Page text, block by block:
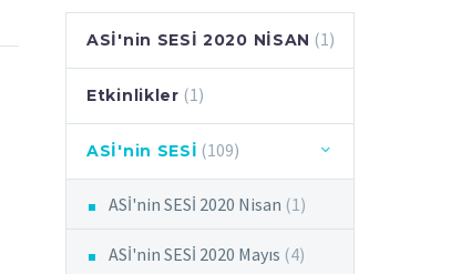
ASİ'nin SESİ 2020 NİSAN (1)
Etkinlikler (1)
ASİ'nin SESİ (109)
ASİ'nin SESİ 2020 Nisan (1)
ASİ'nin SESİ 2020 Mayıs (4)